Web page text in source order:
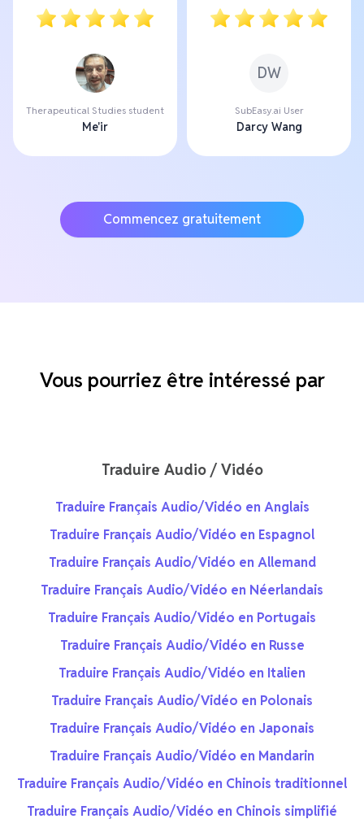
Therapeutical Studies student
Me'ir
DW
SubEasy.ai User
Darcy Wang
Commencez gratuitement
Vous pourriez être intéressé par
Traduire Audio / Vidéo
Traduire Français Audio/Vidéo en Anglais
Traduire Français Audio/Vidéo en Espagnol
Traduire Français Audio/Vidéo en Allemand
Traduire Français Audio/Vidéo en Néerlandais
Traduire Français Audio/Vidéo en Portugais
Traduire Français Audio/Vidéo en Russe
Traduire Français Audio/Vidéo en Italien
Traduire Français Audio/Vidéo en Polonais
Traduire Français Audio/Vidéo en Japonais
Traduire Français Audio/Vidéo en Mandarin
Traduire Français Audio/Vidéo en Chinois traditionnel
Traduire Français Audio/Vidéo en Chinois simplifié